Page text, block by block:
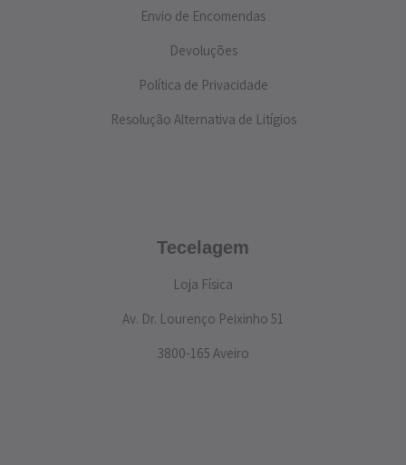
Envio de Encomendas
Devoluções
Política de Privacidade
Resolução Alternativa de Litígios
Tecelagem
Loja Física
Av. Dr. Lourenço Peixinho 51
3800-165 Aveiro